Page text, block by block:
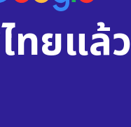
ทยแล้ว